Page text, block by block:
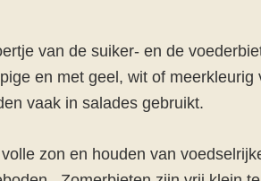
van de suiker- en de
en met geel, wit of
vaak in salades gebruikt.
zon en houden van